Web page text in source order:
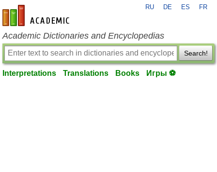
en-academic.com
RU DE ES FR
Academic Dictionaries and Encyclopedias
Search!
Interpretations Translations Books Игры ⚽